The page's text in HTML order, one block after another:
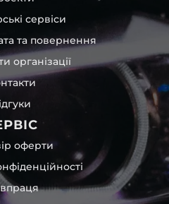
сервіси
та повернення
організації
оферти